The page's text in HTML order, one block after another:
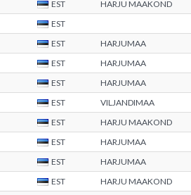
EST HARJU MAAKOND
EST
EST HARJUMAA
EST
HARJUMAA
EST
HARJUMAA
EST VILJANDIMAA
EST HARJU MAAKOND
EST HARJUMAA
EST HARJUMAA
EST HARJU MAAKOND